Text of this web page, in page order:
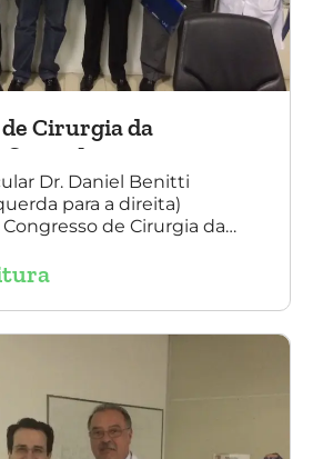
de Cirurgia da
Amaro
Dr. Daniel Benitti
para a direita)
de Cirurgia da
O evento também
Neser.